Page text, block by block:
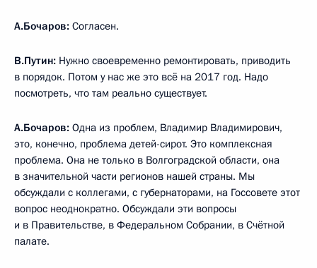
А.Бочаров: Согласен.
В.Путин: Нужно своевременно ремонтировать, приводить
в порядок. Потом у нас же это всё на 2017 год. Надо
посмотреть, что там реально существует.
А.Бочаров: Одна из проблем, Владимир Владимирович,
это, конечно, проблема детей-сирот. Это комплексная
проблема. Она не только в Волгоградской области, она
в значительной части регионов нашей страны. Мы
обсуждали с коллегами, с губернаторами, на Госсовете этот
вопрос неоднократно. Обсуждали эти вопросы
и в Правительстве, в Федеральном Собрании, в Счётной
палате.